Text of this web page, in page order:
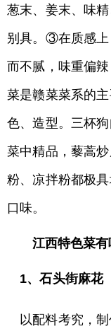
葱末、姜末、味
别具。③在质感上
而不腻，味重偏
菜是赣菜菜系的
色、造型。三杯
菜中精品，藜蒿
粉、凉拌粉都极
口味。
江西特色菜有
1、石头街麻花
以配料考究，